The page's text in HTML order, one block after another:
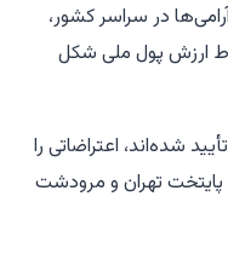
در سراسر کشور،
ارزش پول ملی شکل
شده‌اند، اعتراضاتی را
پایتخت تهران و مرودشت